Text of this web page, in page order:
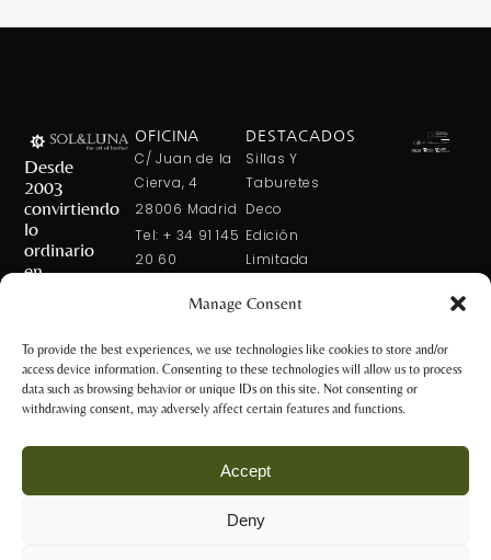
Manage Consent
To provide the best experiences, we use technologies like cookies to store and/or
access device information. Consenting to these technologies will allow us to process
data such as browsing behavior or unique IDs on this site. Not consenting or
withdrawing consent, may adversely affect certain features and functions.
Accept
Deny
Desde
2003
convirtiendo
lo
ordinario
en
OFICINA
C/ Juan de la
Cierva, 4
28006 Madrid
Tel: + 34 91 145
20 60
TIENDA
C/ Núñez de
+34 917 81 28
+34 600 421 113
DESTACADOS
Sillas Y
Taburetes
Deco
Edición
Limitada
Mesa
Chic